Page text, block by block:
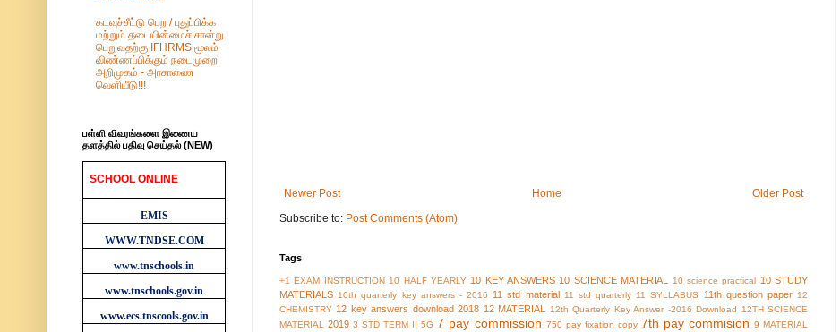
Newer Post Older Post
Home
Subscribe to: Post Comments (Atom)
Tags
+1 EXAM INSTRUCTION 10 HALF YEARLY 10 KEY ANSWERS 10 SCIENCE MATERIAL 10 science practical 10 STUDY
MATERIALS 10th quarterly key answers - 2016 11 std material 11 std quarterly 11 SYLLABUS 11th question paper 12
CHEMISTRY 12 key answers download 2018 12 MATERIAL 12th Quarterly Key Answer -2016 Download
12TH SCIENCE
MATERIAL
2019 3 STD TERM II 5G 7 pay commission 750 pay fixation copy 7th pay commision 9 MATERIAL
கடவுச்சீட்டு பெற / புதுப்பிக்க
மற்றும் தடையின்மைச் சான்று
பெறுவதற்கு IFHRMS மூலம்
விண்ணப்பிக்கும் நடைமுறை
அறிமுகம் - அரசாணை
வெளியீடு!!!
பள்ளி விவரங்களை இணைய
தளத்தில் பதிவு செய்தல் (NEW)
SCHOOL ONLINE
EMIS
WWW.TNDSE.COM
www.tnschools.in
www.tnschools.gov.in
www.ecs.tnscools.gov.in